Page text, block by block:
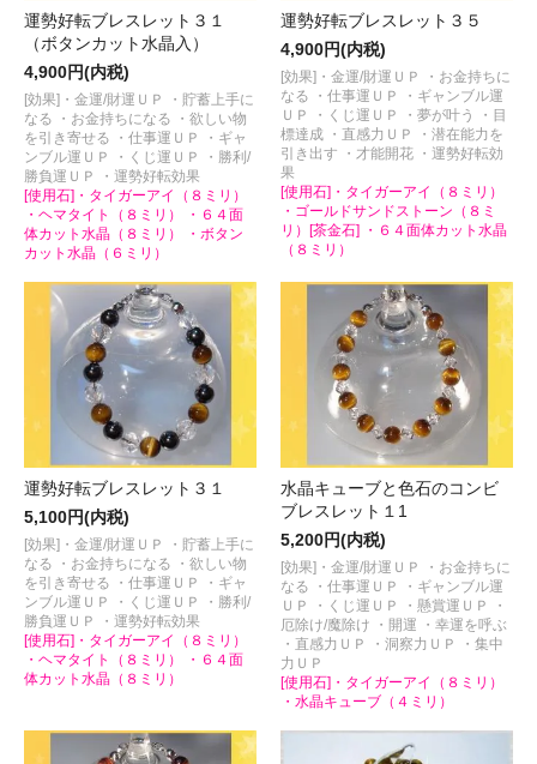
運勢好転ブレスレット３１
（ボタンカット水晶入）
4,900円(内税)
[効果]・金運/財運ＵＰ ・貯蓄上手に
なる ・お金持ちになる ・欲しい物
を引き寄せる ・仕事運ＵＰ ・ギャ
ンブル運ＵＰ ・くじ運ＵＰ ・勝利/
勝負運ＵＰ ・運勢好転効果
[使用石]・タイガーアイ（８ミリ）
・ヘマタイト（８ミリ） ・６４面
体カット水晶（８ミリ） ・ボタン
カット水晶（６ミリ）
運勢好転ブレスレット３５
4,900円(内税)
[効果]・金運/財運ＵＰ ・お金持ちに
なる ・仕事運ＵＰ ・ギャンブル運
ＵＰ ・くじ運ＵＰ ・夢が叶う ・目
標達成 ・直感力ＵＰ ・潜在能力を
引き出す ・才能開花 ・運勢好転効
果
[使用石]・タイガーアイ（８ミリ）
・ゴールドサンドストーン（８ミ
リ）[茶金石] ・６４面体カット水晶
（８ミリ）
運勢好転ブレスレット３１
5,100円(内税)
[効果]・金運/財運ＵＰ ・貯蓄上手に
なる ・お金持ちになる ・欲しい物
を引き寄せる ・仕事運ＵＰ ・ギャ
ンブル運ＵＰ ・くじ運ＵＰ ・勝利/
勝負運ＵＰ ・運勢好転効果
[使用石]・タイガーアイ（８ミリ）
・ヘマタイト（８ミリ） ・６４面
体カット水晶（８ミリ）
水晶キューブと色石のコンビ
ブレスレット１1
5,200円(内税)
[効果]・金運/財運ＵＰ ・お金持ちに
なる ・仕事運ＵＰ ・ギャンブル運
ＵＰ ・くじ運ＵＰ ・懸賞運ＵＰ ・
厄除け/魔除け ・開運 ・幸運を呼ぶ
・直感力ＵＰ ・洞察力ＵＰ ・集中
力ＵＰ
[使用石]・タイガーアイ（８ミリ）
・水晶キューブ（４ミリ）